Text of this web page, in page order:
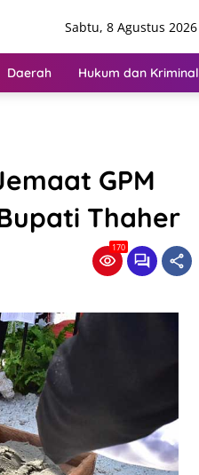
Sabtu, 8 Agustus 2026
Daerah Hukum dan Kriminal
GPM
Thaher
170